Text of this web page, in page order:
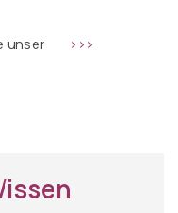
unser
>>>